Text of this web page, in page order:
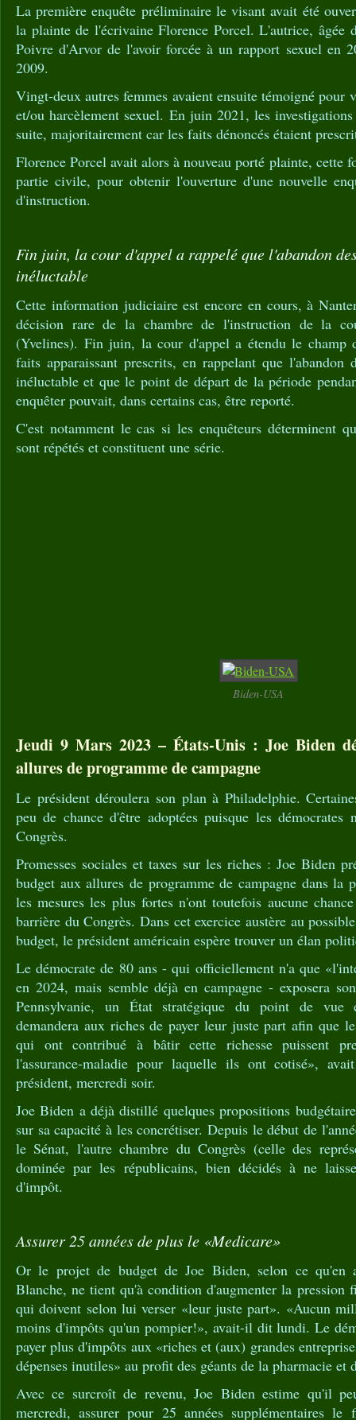
La première enquête préliminaire le visant avait été
la plainte de l'écrivaine Florence Porcel. L'autrice, âgée
Poivre d'Arvor de l'avoir forcée à un rapport sexuel en
2009.
Vingt-deux autres femmes avaient ensuite témoigné pour
et/ou harcèlement sexuel. En juin 2021, les investigations
suite, majoritairement car les faits dénoncés étaient
Florence Porcel avait alors à nouveau porté plainte, cette
partie civile, pour obtenir l'ouverture d'une nouvelle
d'instruction.
Fin juin, la cour d'appel a rappelé que l'abandon
inéluctable
Cette information judiciaire est encore en cours, à
décision rare de la chambre de l'instruction de la
(Yvelines). Fin juin, la cour d'appel a étendu le champ
faits apparaissant prescrits, en rappelant que l'abandon
inéluctable et que le point de départ de la période
enquêter pouvait, dans certains cas, être reporté.
C'est notamment le cas si les enquêteurs déterminent
sont répétés et constituent une série.
Biden-USA
Jeudi 9 Mars 2023 – États-Unis : Joe Biden
allures de programme de campagne
Le président déroulera son plan à Philadelphie.
peu de chance d'être adoptées puisque les
Congrès.
Promesses sociales et taxes sur les riches : Joe Biden
budget aux allures de programme de campagne dans la
les mesures les plus fortes n'ont toutefois aucune
barrière du Congrès. Dans cet exercice austère au
budget, le président américain espère trouver un élan
Le démocrate de 80 ans - qui officiellement n'a que
en 2024, mais semble déjà en campagne - exposera
Pennsylvanie, un État stratégique du point de vue
demandera aux riches de payer leur juste part afin que
qui ont contribué à bâtir cette richesse puissent
l'assurance-maladie pour laquelle ils ont cotisé»,
président, mercredi soir.
Joe Biden a déjà distillé quelques propositions
sur sa capacité à les concrétiser. Depuis le début de
le Sénat, l'autre chambre du Congrès (celle des
dominée par les républicains, bien décidés à ne
d'impôt.
Assurer 25 années de plus le «Medicare»
Or le projet de budget de Joe Biden, selon ce qu'en
Blanche, ne tient qu'à condition d'augmenter la pression
qui doivent selon lui verser «leur juste part». «Aucun
moins d'impôts qu'un pompier!», avait-il dit lundi. Le
payer plus d'impôts aux «riches et (aux) grandes
dépenses inutiles» au profit des géants de la pharmacie et
Avec ce surcroît de revenu, Joe Biden estime qu'il
mercredi, assurer pour 25 années supplémentaires le